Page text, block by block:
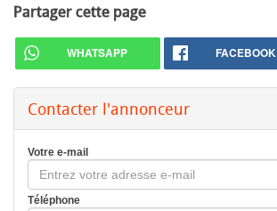
Partager cette page
WHATSAPP FACEBOOK
Contacter l'annonceur
Votre e-mail
Téléphone